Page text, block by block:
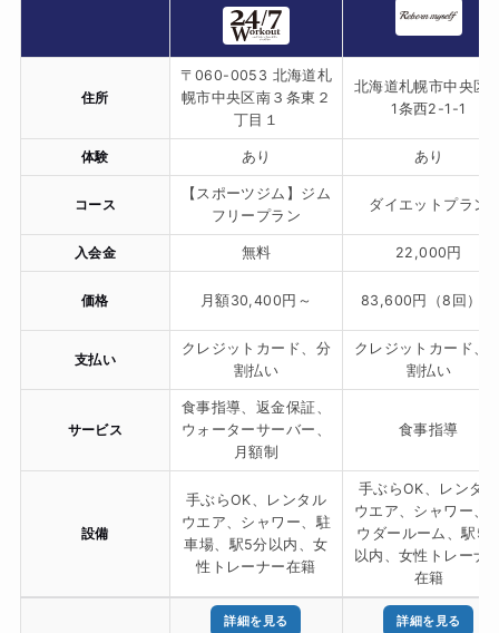
住所
〒060-0053 北海道札
幌市中央区南３条東２
丁目１
北海道札幌市中央区
1条西2-1-1
体験 あり あり
コース
【スポーツジム】ジム
フリープラン
ダイエットプラン
入会金 無料 22,000円
価格 月額30,400円～ 83,600円（8回）〜
支払い
クレジットカード、分
割払い
クレジットカード、
割払い
サービス
食事指導、返金保証、
ウォーターサーバー、
月額制
食事指導
設備
手ぶらOK、レンタル
ウエア、シャワー、駐
車場、駅5分以内、女
性トレーナー在籍
手ぶらOK、レンタル
ウエア、シャワー、
ウダールーム、駅5
以内、女性トレーナ
在籍
詳細を見る 詳細を見る